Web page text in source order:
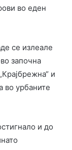
во еден
се излеале
започна
и
во урбаните
и до